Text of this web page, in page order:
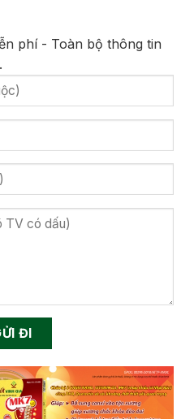
phí - Toàn bộ thông tin